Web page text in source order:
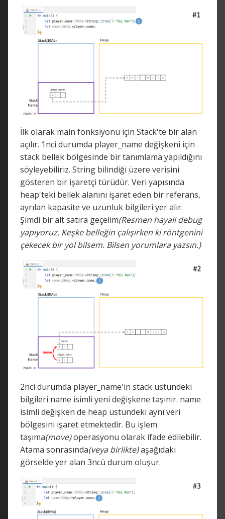
İlk olarak main fonksiyonu için Stack'te bir alan
açılır. 1nci durumda player_name değişkeni için
stack bellek bölgesinde bir tanımlama yapıldığını
söyleyebiliriz. String bilindiği üzere verisini
gösteren bir işaretçi türüdür. Veri yapısında
heap'teki bellek alanını işaret eden bir referans,
ayrılan kapasite ve uzunluk bilgileri yer alır.
Şimdi bir alt satıra geçelim(Resmen hayali debug
yapıyoruz. Keşke belleğin çalışırken ki röntgenini
çekecek bir yol bilsem. Bilsen yorumlara yazsın.)
2nci durumda player_name'in stack üstündeki
bilgileri name isimli yeni değişkene taşınır. name
isimli değişken de heap üstündeki aynı veri
bölgesini işaret etmektedir. Bu işlem
taşıma(move)operasyonu olarak ifade edilebilir.
Atama sonrasında(veya birlikte)aşağıdaki
görselde yer alan 3ncü durum oluşur.